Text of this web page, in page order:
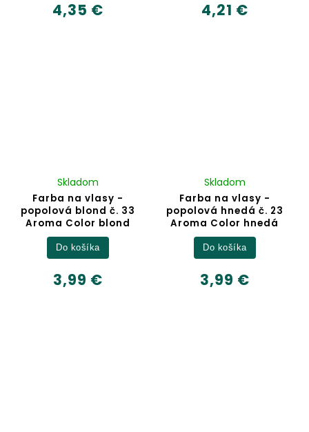
4,35 € 4,21 €
Farba na vlasy -
popolová blond č. 33
Aroma Color blond
Skladom
3,99 €
Do košíka
Farba na vlasy -
popolová hnedá č. 23
Aroma Color hnedá
Skladom
3,99 €
Do košíka